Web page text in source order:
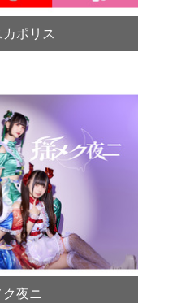
カポリス
ク夜ニ